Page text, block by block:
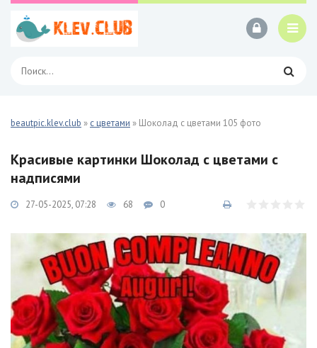
beautpic.klev.club » с цветами » Шоколад с цветами 105 фото
Красивые картинки Шоколад с цветами с
надписями
27-05-2025, 07:28 68 0